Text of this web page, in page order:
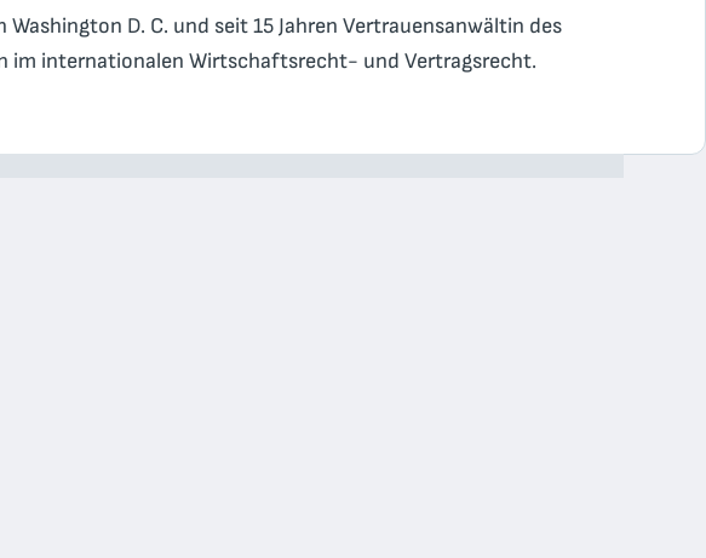
D. C. und seit 15 Jahren Vertrauensanwältin des
im internationalen Wirtschaftsrecht- und Vertragsrecht.